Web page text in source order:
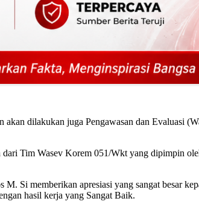
dilakukan juga Pengawasan dan Evaluasi
Tim Wasev Korem 051/Wkt yang dipimpin
Si memberikan apresiasi yang sangat besar
hasil kerja yang Sangat Baik.